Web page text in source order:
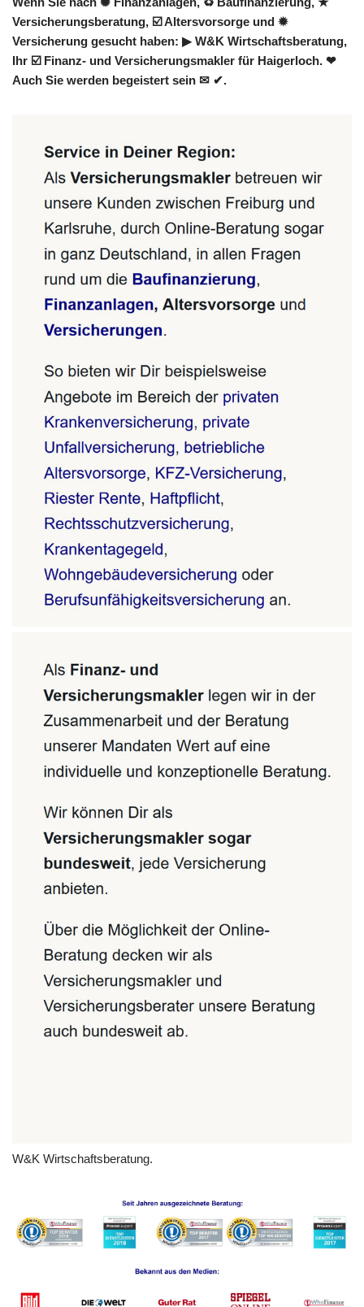
Versicherungsberatung, ☑️ Altersvorsorge und ✹
Versicherung gesucht haben: ▶︎ W&K Wirtschaftsberatung,
Ihr ☑️ Finanz- und Versicherungsmakler für Haigerloch. ❤
Auch Sie werden begeistert sein ✉ ✔.
W&K Wirtschaftsberatung.